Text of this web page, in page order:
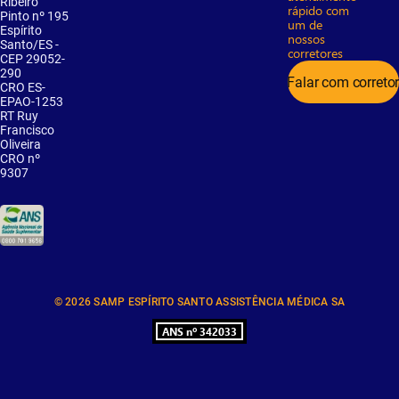
Pinto nº 195
Espírito
Santo/ES -
CEP 29052-
290
CRO ES-
EPAO-1253
RT Ruy
Francisco
Oliveira
CRO nº
9307
rápido com
um de
nossos
corretores
Falar com corretor
© 2026 SAMP ESPÍRITO SANTO ASSISTÊNCIA MÉDICA SA
ANS nº 342033